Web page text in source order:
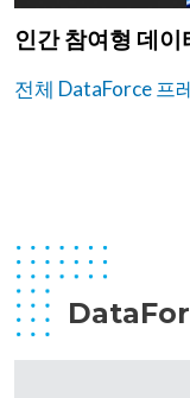
인간 참여형 데이
전체 DataForce 프